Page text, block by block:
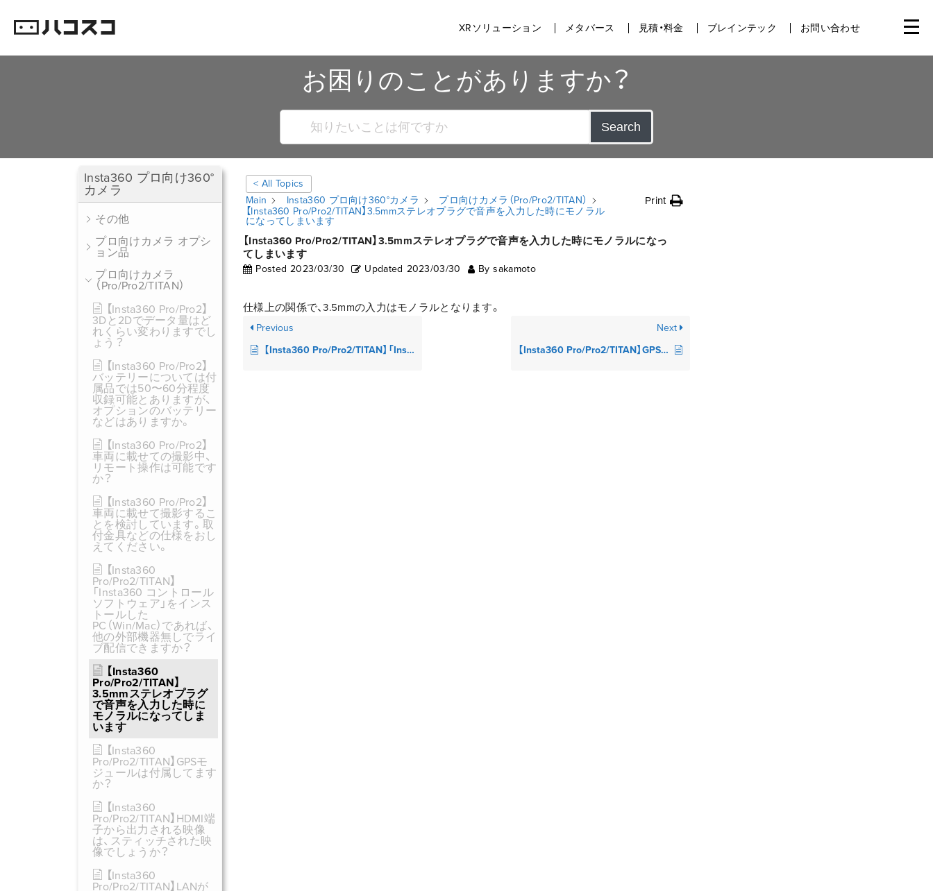
XRソリューション メタバース 見積・料金 ブレインテック お問い合わせ
お困りのことがありますか？
Search
Insta360 プロ向け360°
カメラ
その他
プロ向けカメラ オプシ
ョン品
プロ向けカメラ
（Pro/Pro2/TITAN）
【Insta360 Pro/Pro2】
3Dと2Dでデータ量はど
れくらい変わりますでし
ょう？
【Insta360 Pro/Pro2】
バッテリーについては付
属品では50〜60分程度
収録可能とありますが、
オプションのバッテリー
などはありますか。
【Insta360 Pro/Pro2】
車両に載せての撮影中、
リモート操作は可能です
か？
【Insta360 Pro/Pro2】
車両に載せて撮影するこ
とを検討しています。取
付金具などの仕様をおし
えてください。
【Insta360
Pro/Pro2/TITAN】
「Insta360 コントロール
ソフトウェア」をインス
トールした
PC（Win/Mac）であれば、
他の外部機器無しでライ
ブ配信できますか？
【Insta360
Pro/Pro2/TITAN】
3.5mmステレオプラグ
で音声を入力した時に
モノラルになってしま
います
【Insta360
Pro/Pro2/TITAN】GPSモ
ジュールは付属してます
か？
【Insta360
Pro/Pro2/TITAN】HDMI端
子から出力される映像
は、スティッチされた映
像でしょうか？
【Insta360
Pro/Pro2/TITAN】LANが
< All Topics
Main
Insta360 プロ向け360°カメラ
プロ向けカメラ（Pro/Pro2/TITAN）
【Insta360 Pro/Pro2/TITAN】3.5mmステレオプラグで音声を入力した時にモノラル
になってしまいます
Print
【Insta360 Pro/Pro2/TITAN】3.5mmステレオプラグで音声を入力した時にモノラルになっ
てしまいます
Posted 2023/03/30 Updated 2023/03/30 By sakamoto
仕様上の関係で、3.5mmの入力はモノラルとなります。
Previous
【Insta360 Pro/Pro2/TITAN】「Insta360 コントロールソフトウェア」をインストールしたPC（Win/Mac）であれば、他の外部機器無しでライブ配信できますか？
Next
【Insta360 Pro/Pro2/TITAN】GPSモジュールは付属してますか？